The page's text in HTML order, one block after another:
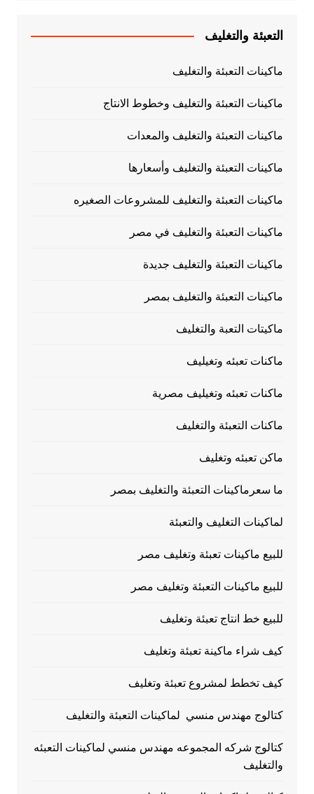
التعبئة والتغليف
ماكينات التعبئة والتغليف
ماكينات التعبئة والتغليف وخطوط الانتاج
ماكينات التعبئة والتغليف والمعدات
ماكينات التعبئة والتغليف وأسعارها
ماكينات التعبئة والتغليف للمشروعات الصغيره
ماكينات التعبئة والتغليف في مصر
ماكينات التعبئة والتغليف جديدة
ماكينات التعبئة والتغليف بمصر
ماكيتات التعبة والتغليف
ماكنات تعبئه وتغيليف
ماكنات تعبئه وتغيليف مصرية
ماكنات التعبئة والتغليف
ماكن تعبئه وتغليف
ما سعرماكينات التعبئة والتغليف بمصر
لماكينات التغليف والتعبئة
للبيع ماكينات تعبئة وتغليف مصر
للبيع ماكينات التعبئة وتغليف مصر
للبيع خط انتاج تعبئة وتغليف
كيف شراء ماكينة تعبئة وتغليف
كيف تخطط لمشروع تعبئة وتغليف
كتالوج مهندس منسي لماكينات التعبئة والتغليف
كتالوج شركه المجموعه مهندس منسي لماكينات التعبئه
والتغليف